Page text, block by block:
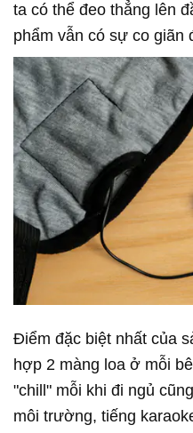
ta có thể đeo thẳng lên
phẩm vẫn có sự co giãn
Điểm đặc biệt nhất của
hợp 2 màng loa ở mỗi
"chill" mỗi khi đi ngủ
môi trường, tiếng